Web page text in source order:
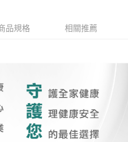
品規格 相關推薦